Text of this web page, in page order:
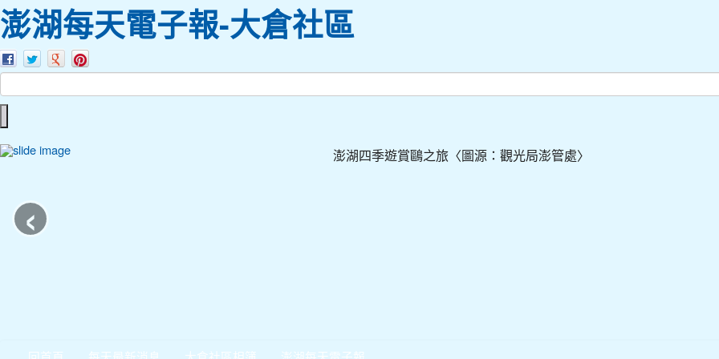
澎湖每天電子報-大倉社區
澎湖四季遊賞鷗之旅〈圖源：觀光局澎管處〉
‹